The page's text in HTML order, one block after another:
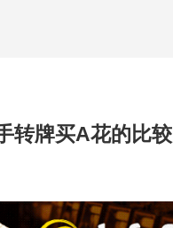
转牌买A花的比较